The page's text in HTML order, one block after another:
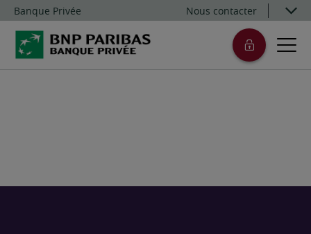
Banque Privée Nous contacter